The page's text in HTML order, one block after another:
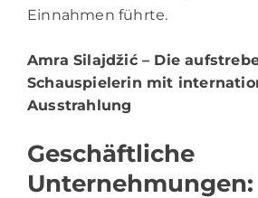
Einnahmen führte.
Amra Silajdžić– Die
Schauspielerin mit
Ausstrahlung
Geschäftliche
Unternehmungen: